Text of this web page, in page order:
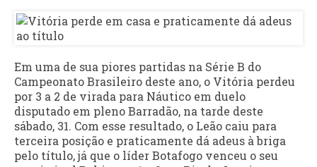
Em uma de sua piores partidas na Série B do
Campeonato Brasileiro deste ano, o Vitória perdeu
por 3 a 2 de virada para Náutico em duelo
disputado em pleno Barradão, na tarde deste
sábado, 31. Com esse resultado, o Leão caiu para
terceira posição e praticamente dá adeus à briga
pelo título, já que o líder Botafogo venceu o seu